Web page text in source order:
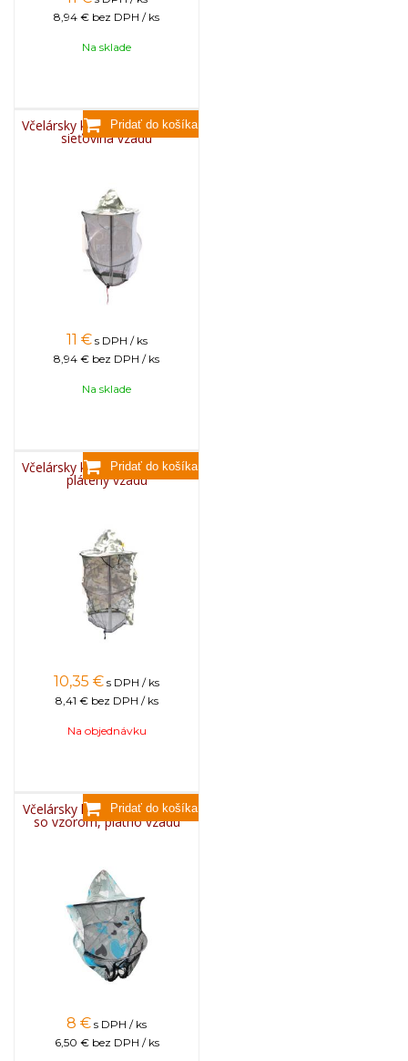
8,94 € bez DPH / ks
Na sklade
Včelársky klobúk maskáčový,
sieťovina vzadu
11 € s DPH / ks
8,94 € bez DPH / ks
Na sklade
Včelársky klobúk maskáčový,
plátený vzadu
10,35 € s DPH / ks
8,41 € bez DPH / ks
Na objednávku
Včelársky klobúk jednoduchý
so vzorom, plátno vzadu
8 € s DPH / ks
6,50 € bez DPH / ks